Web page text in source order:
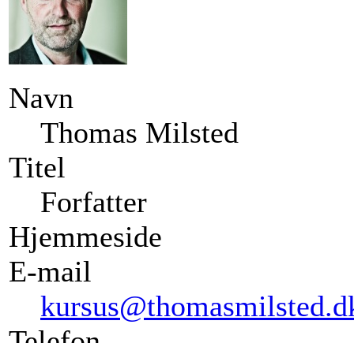
Navn
Thomas Milsted
Titel
Forfatter
Hjemmeside
E-mail